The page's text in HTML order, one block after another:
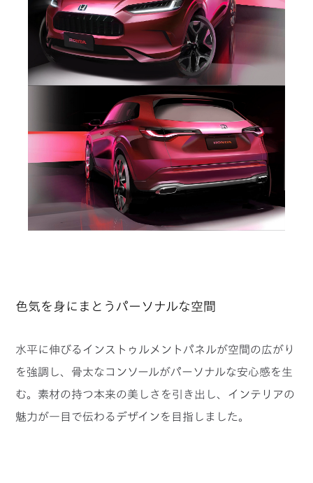
色気を身にまとうパーソナルな空間
水平に伸びるインストゥルメントパネルが空間の広がり
を強調し、骨太なコンソールがパーソナルな安心感を生
む。素材の持つ本来の美しさを引き出し、インテリアの
魅力が一目で伝わるデザインを目指しました。